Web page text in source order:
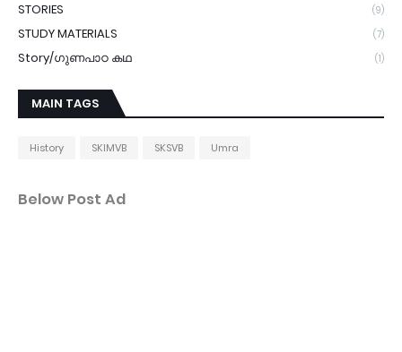
STORIES (9)
STUDY MATERIALS (7)
Story/ഗുണപാഠ കഥ (1)
MAIN TAGS
History SKIMVB SKSVB Umra
Below Post Ad